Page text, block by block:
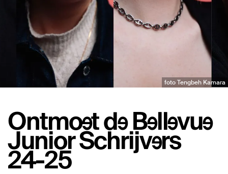
foto Tengbeh Kamara
Ontmoet de Bellevue
Junior Schrijvers
24-25